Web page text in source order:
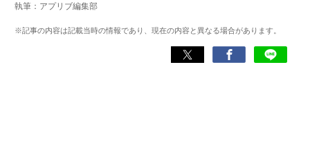
化アプリの紹介）、TBS『サタプラ』（スマホライフが変
スマホアプリ）他
執筆：アプリブ編集部
※記事の内容は記載当時の情報であり、現在の内容と異なる場合があります。